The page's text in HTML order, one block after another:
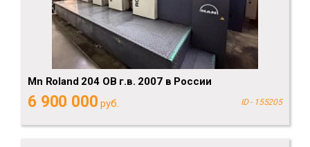
Mn Roland 204 ОВ г.в. 2007 в России
6 900 000 руб. ID - 155205